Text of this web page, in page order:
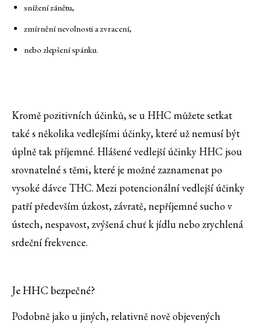
snížení zánětu,
zmírnění nevolnosti a zvracení,
nebo zlepšení spánku.
Kromě pozitivních účinků, se u HHC můžete setkat
také s několika vedlejšími účinky, které už nemusí být
úplně tak příjemné. Hlášené vedlejší účinky HHC jsou
srovnatelné s těmi, které je možné zaznamenat po
vysoké dávce THC. Mezi potencionální vedlejší účinky
patří především úzkost, závratě, nepříjemné sucho v
ústech, nespavost, zvýšená chuť k jídlu nebo zrychlená
srdeční frekvence.
Je HHC bezpečné?
Podobně jako u jiných, relativně nově objevených